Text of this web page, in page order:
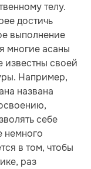
телу.
достичь
выполнение
многие асаны
известны своей
Например,
названа
себе
немного
в том, чтобы
раз